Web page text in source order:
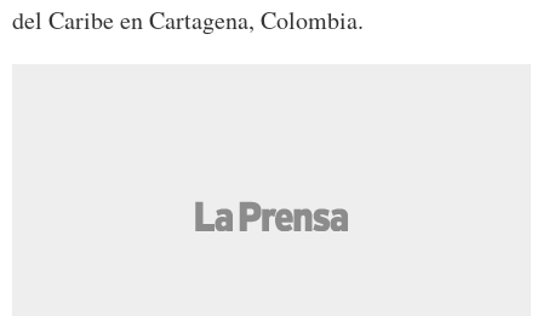
del Caribe en Cartagena, Colombia.